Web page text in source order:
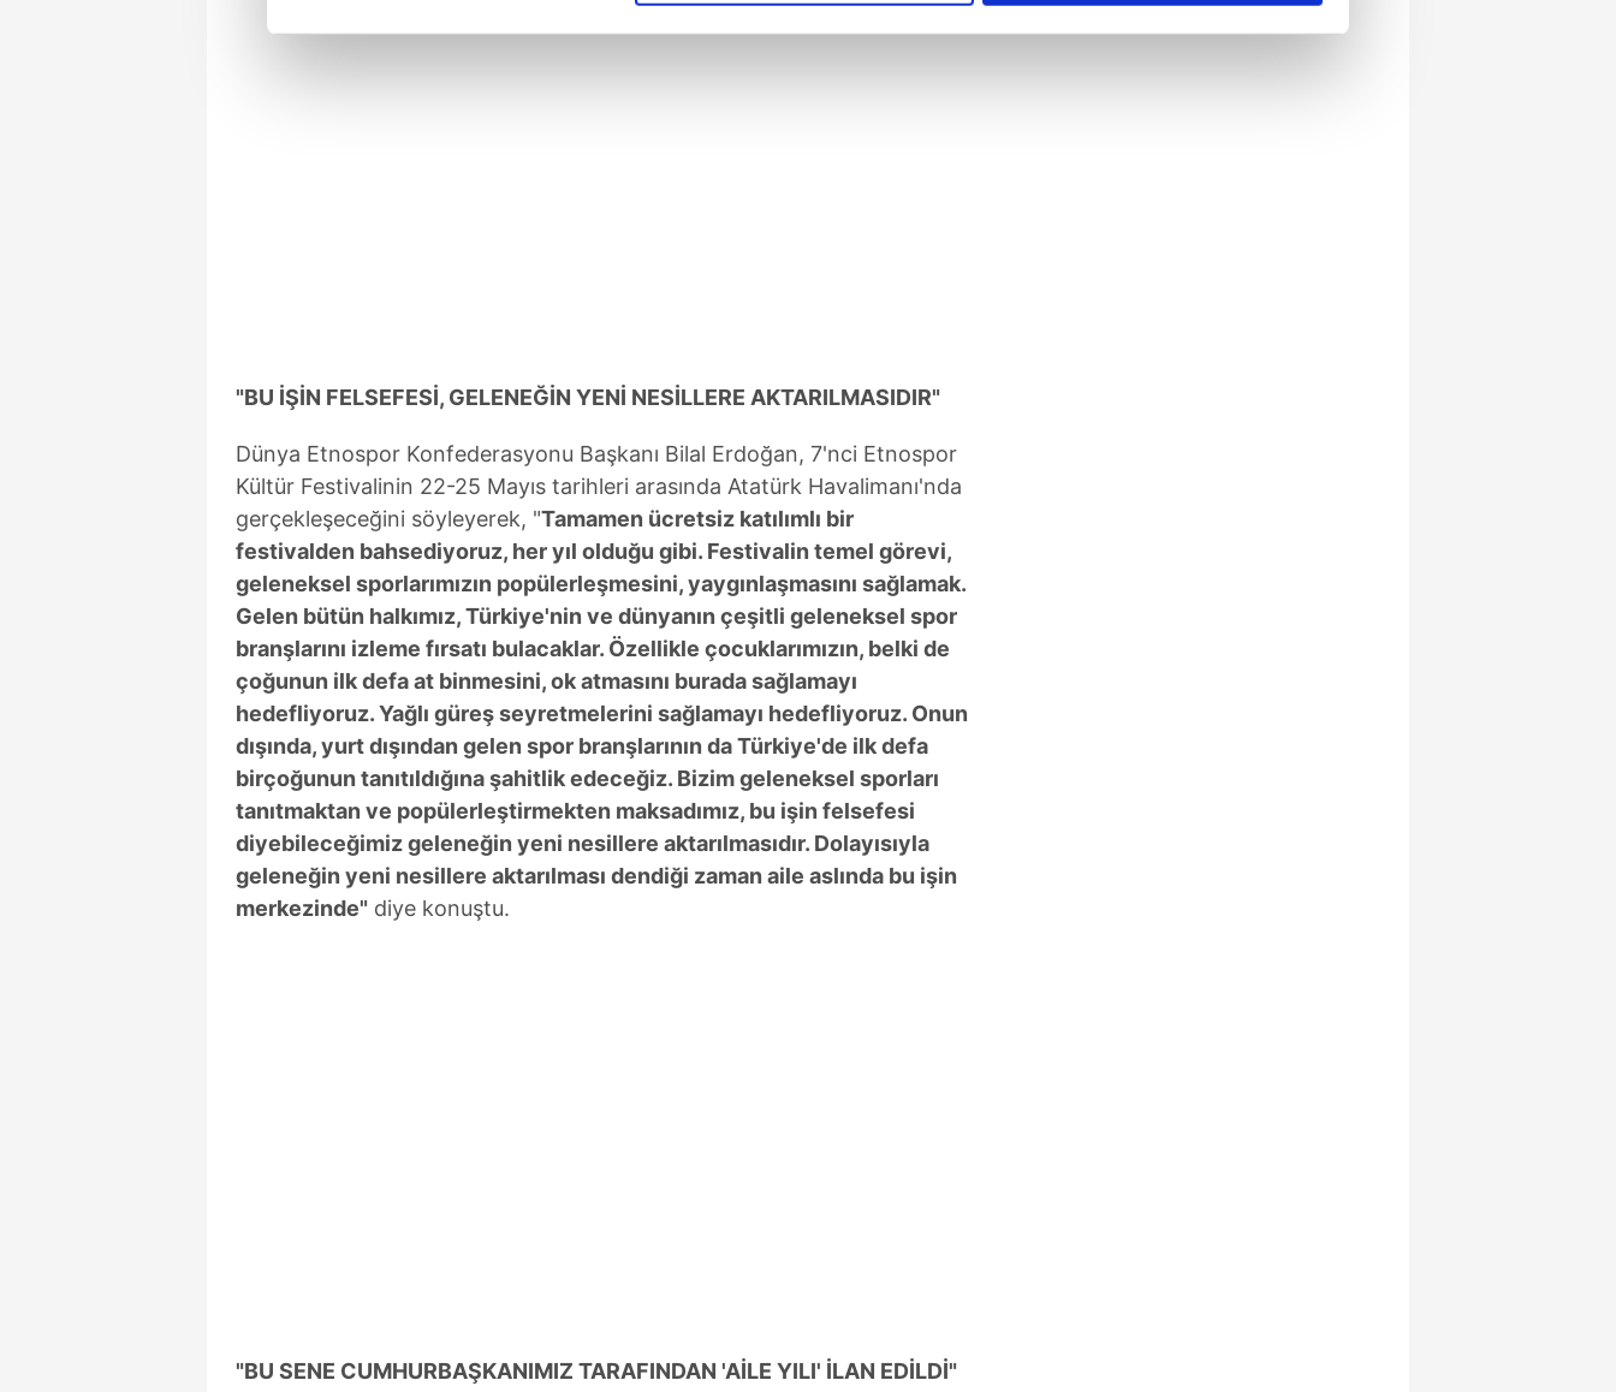
"BU İŞİN FELSEFESİ, GELENEĞİN YENİ NESİLLERE AKTARILMASIDIR"
Dünya Etnospor Konfederasyonu Başkanı Bilal Erdoğan, 7'nci Etnospor
Kültür Festivalinin 22-25 Mayıs tarihleri arasında Atatürk Havalimanı'nda
gerçekleşeceğini söyleyerek, "Tamamen ücretsiz katılımlı bir
festivalden bahsediyoruz, her yıl olduğu gibi. Festivalin temel görevi,
geleneksel sporlarımızın popülerleşmesini, yaygınlaşmasını sağlamak.
Gelen bütün halkımız, Türkiye'nin ve dünyanın çeşitli geleneksel spor
branşlarını izleme fırsatı bulacaklar. Özellikle çocuklarımızın, belki de
çoğunun ilk defa at binmesini, ok atmasını burada sağlamayı
hedefliyoruz. Yağlı güreş seyretmelerini sağlamayı hedefliyoruz. Onun
dışında, yurt dışından gelen spor branşlarının da Türkiye'de ilk defa
birçoğunun tanıtıldığına şahitlik edeceğiz. Bizim geleneksel sporları
tanıtmaktan ve popülerleştirmekten maksadımız, bu işin felsefesi
diyebileceğimiz geleneğin yeni nesillere aktarılmasıdır. Dolayısıyla
geleneğin yeni nesillere aktarılması dendiği zaman aile aslında bu işin
merkezinde" diye konuştu.
"BU SENE CUMHURBAŞKANIMIZ TARAFINDAN 'AİLE YILI' İLAN EDİLDİ"